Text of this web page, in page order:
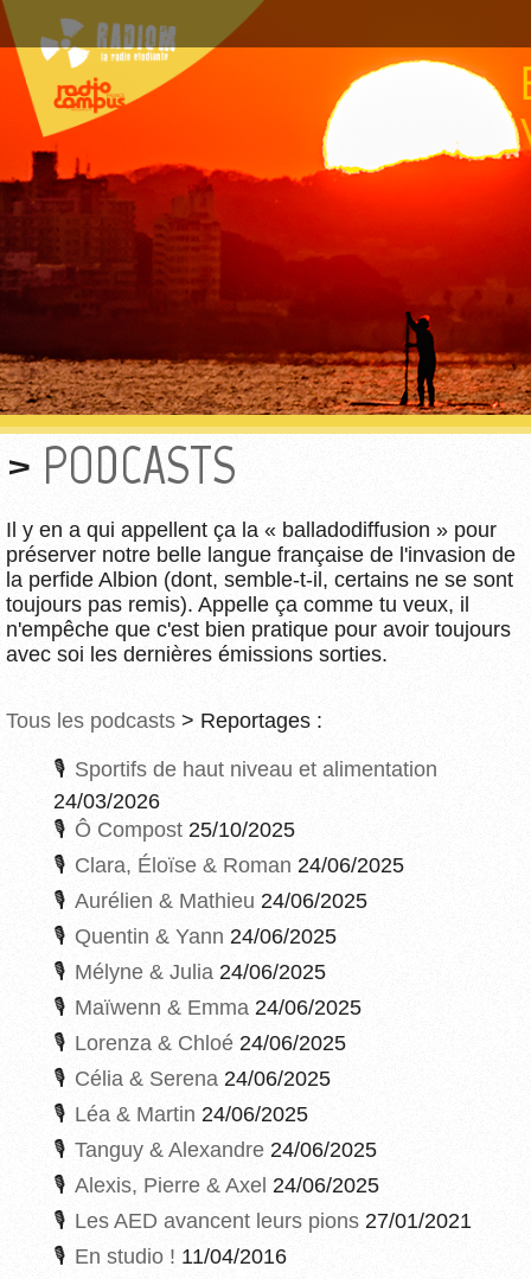
PODCASTS
Il y en a qui appellent ça la « balladodiffusion » pour
préserver notre belle langue française de l'invasion de
la perfide Albion (dont, semble-t-il, certains ne se sont
toujours pas remis). Appelle ça comme tu veux, il
n'empêche que c'est bien pratique pour avoir toujours
avec soi les dernières émissions sorties.
Tous les podcasts > Reportages :
Sportifs de haut niveau et alimentation
24/03/2026
Ô Compost 25/10/2025
Clara, Éloïse & Roman 24/06/2025
Aurélien & Mathieu 24/06/2025
Quentin & Yann 24/06/2025
Mélyne & Julia 24/06/2025
Maïwenn & Emma 24/06/2025
Lorenza & Chloé 24/06/2025
Célia & Serena 24/06/2025
Léa & Martin 24/06/2025
Tanguy & Alexandre 24/06/2025
Alexis, Pierre & Axel 24/06/2025
Les AED avancent leurs pions 27/01/2021
En studio ! 11/04/2016